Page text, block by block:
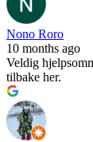
Nono Roro
10 months ago
Veldig
tilbake her.